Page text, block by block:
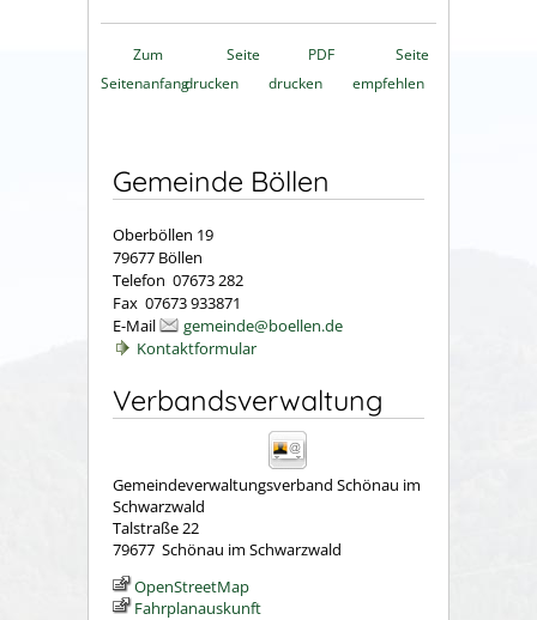
Zum
Seitenanfang
Seite
drucken
PDF
drucken
Seite
empfehlen
Gemeinde Böllen
Oberböllen 19
79677 Böllen
Telefon 07673 282
Fax 07673 933871
E-Mail
gemeinde@boellen.de
Kontaktformular
Verbandsverwaltung
Gemeindeverwaltungsverband Schönau im
Schwarzwald
Talstraße 22
79677 Schönau im Schwarzwald
OpenStreetMap
Fahrplanauskunft